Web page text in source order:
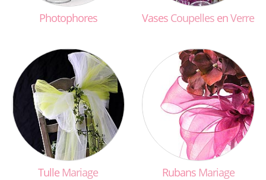
Photophores Vases Coupelles enVerre
Tulle Mariage Rubans Mariage